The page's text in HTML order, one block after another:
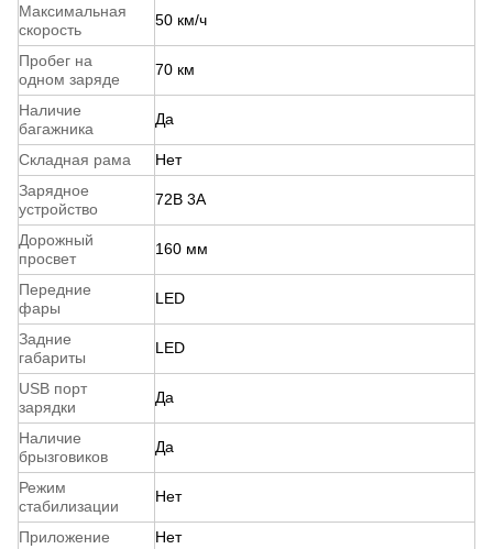
Максимальная
скорость
50 км/ч
Пробег на
одном заряде
70 км
Наличие
багажника
Да
Складная рама
Нет
Зарядное
устройство
72В 3А
Дорожный
просвет
160 мм
Передние
фары
LED
Задние
габариты
LED
USB порт
зарядки
Да
Наличие
брызговиков
Да
Режим
стабилизации
Нет
Приложение
Нет